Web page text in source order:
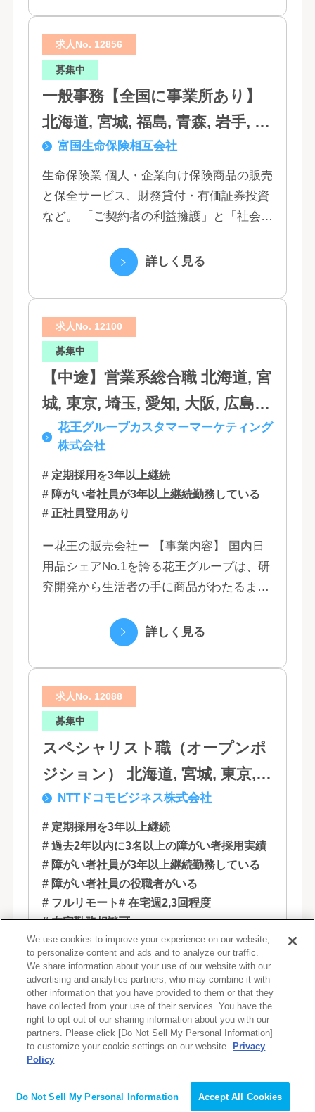
求人No. 12856
募集中
一般事務【全国に事業所あり】
北海道, 宮城, 福島, 青森, 岩手, 秋
田, 山形, 東京, 神奈川, 千葉, 埼
玉, 茨城, 栃木, 群馬, 新潟, 石川,
富山, 福井, 長野, 山梨, 愛知, 静
岡, 三重, 岐阜, 大阪, 京都, 兵庫,
滋賀, 奈良, 和歌山, 広島, 岡山, 山
口, 鳥取, 島根, 香川, 愛媛, 徳島,
高知, 福岡, 長崎, 熊本, 鹿児島, 大
分, 宮崎, 佐賀, 沖縄
富国生命保険相互会社
生命保険業 個人・企業向け保険商品の販売
と保全サービス、財務貸付・有価証券投資
など。 「ご契約者の利益擁護」と「社会へ
づく「お客さま基点」をスローガンに掲
詳しく見る
求人No. 12100
募集中
【中途】営業系総合職 北海道, 宮
城, 東京, 埼玉, 愛知, 大阪, 広島,
福岡花王グループカスタマーマーケティング
株式会社
# 定期採用を3年以上継続
# 障がい者社員が3年以上継続勤務している
# 正社員登用あり
ー花王の販売会社ー 【事業内容】 国内日
用品シェアNo.1を誇る花王グループは、研
究開発から生活者の手に商品がわたるまで
で、情報のスピード、質、量ともに他社に
詳しく見る
求人No. 12088
募集中
スペシャリスト職（オープンポ
ジション） 北海道, 宮城, 東京,
石川, 愛知, 大阪, 広島, 香川, 福岡
NTTドコモビジネス株式会社
# 定期採用を3年以上継続
# 過去2年以内に3名以上の障がい者採用実績
# 障がい者社員が3年以上継続勤務している
# 障がい者社員の役職者がいる
# フルリモート# 在宅週2,3回程度
# 在宅勤務相談可
モバイルからサービス・ソリューションま
で事業領域をより拡大していくために、
NTTコミュニケーションズは、新たなドコ
モグループとして生まれ変わりました。 私
たちは、クラウド、ネットワーク、セキュ
リティといっ...
詳しく見る
求人No. 11986
We use cookies to improve your experience on our website,
to personalize content and ads and to analyze our traffic.
We share information about your use of our website with our
advertising and analytics partners, who may combine it with
other information that you have provided to them or that they
have collected from your use of their services. You have the
right to opt out of our sharing information about you with our
partners. Please click [Do Not Sell My Personal Information]
to customize your cookie settings on our website. Privacy
Policy
Do Not Sell My Personal Information Accept All Cookies